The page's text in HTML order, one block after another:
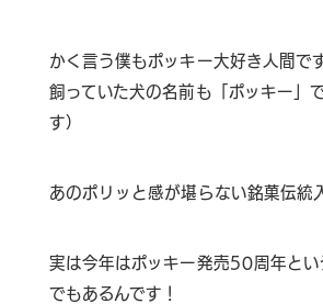
かく言う僕もポッキー大好き人間です
飼っていた犬の名前も「ポッキー」
す）
あのポリッと感が堪らない銘菓伝統
実は今年はポッキー発売50周年とい
でもあるんです！